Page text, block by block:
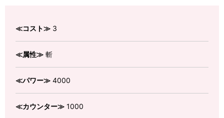
≪コスト≫ 3
≪属性≫ 斬
≪パワー≫ 4000
≪カウンター≫ 1000